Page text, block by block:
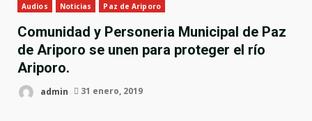
Audios Noticias Paz de Ariporo
Comunidad y Personeria Municipal de Paz
de Ariporo se unen para proteger el río
Ariporo.
admin 31 enero, 2019